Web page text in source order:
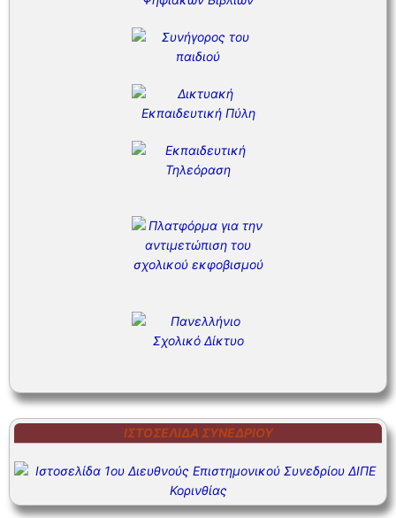
ΙΣΤΟΣΕΛΊΔΑ ΣΥΝΕΔΡΊΟΥ